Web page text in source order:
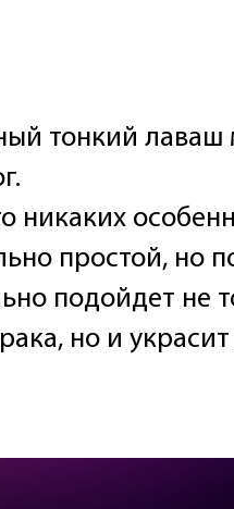
тонкий лаваш
никаких
простой, но
подойдет не
но и